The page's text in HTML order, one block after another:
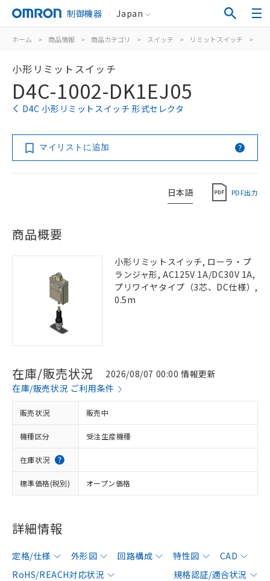
制御機器 Japan
ホーム > 商品情報 > 商品カテゴリ > スイッチ > リミットスイッチ >
小形リミットスイッチ
D4C-1002-DK1EJ05
D4C 小形リミットスイッチ 形式セレクタ
マイリストに追加
日本語 PDF出力
商品概要
小形リミットスイッチ, ローラ・プ
ランジャ形, AC125V 1A/DC30V 1A,
プリワイヤタイプ（3芯、DC仕様）,
0.5m
在庫/販売状況
2026/08/07 00:00 情報更新
在庫/販売状況 ご利用条件
販売状況 販売中
機種区分 受注生産機種
在庫状況
標準価格(税別) オープン価格
詳細情報
定格/仕様 外形図 回路構成 特性図
CAD
RoHS/REACH対応状況
規格認証/適合状況